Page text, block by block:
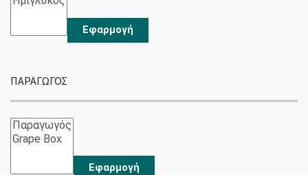
Εφαρμογή
ΠΑΡΑΓΩΓΌΣ
Εφαρμογή